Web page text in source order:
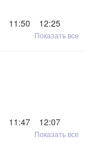
11:50
12:25
Показать все
11:47
12:07
Показать все